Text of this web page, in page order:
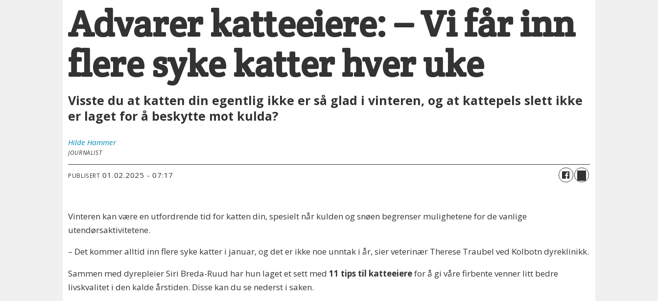
Advarer katteeiere: – Vi får inn
flere syke katter hver uke
Visste du at katten din egentlig ikke er så glad i vinteren, og at kattepels slett ikke
er laget for å beskytte mot kulda?
Hilde Hammer
JOURNALIST
PUBLISERT 01.02.2025 - 07:17
Vinteren kan være en utfordrende tid for katten din, spesielt når kulden og snøen begrenser mulighetene for de vanlige
utendørsaktivitetene.
– Det kommer alltid inn flere syke katter i januar, og det er ikke noe unntak i år, sier veterinær Therese Traubel ved Kolbotn dyreklinikk.
Sammen med dyrepleier Siri Breda-Ruud har hun laget et sett med11 tips til katteeierefor å gi våre firbente venner litt bedre
livskvalitet i den kalde årstiden. Disse kan du se nederst i saken.